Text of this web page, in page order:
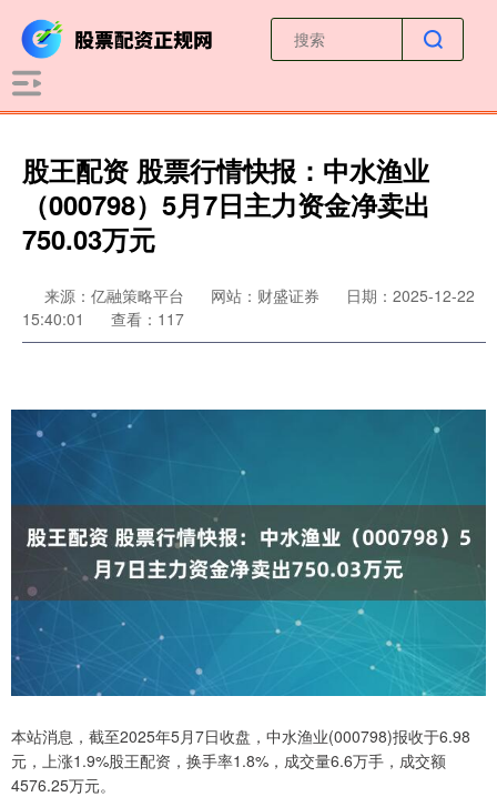
股王配资 股票行情快报：中水渔业
（000798）5月7日主力资金净卖出
750.03万元
来源：亿融策略平台 网站：财盛证券
日期：2025-12-22
15:40:01
查看：117
本站消息，截至2025年5月7日收盘，中水渔业(000798)报收于6.98
元，上涨1.9%股王配资，换手率1.8%，成交量6.6万手，成交额
4576.25万元。